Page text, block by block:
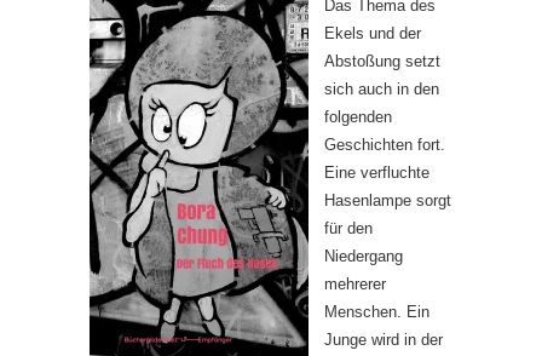
Das Thema des
Ekels und der
Abstoßung setzt
sich auch in den
folgenden
Geschichten fort.
Eine verfluchte
Hasenlampe sorgt
für den
Niedergang
mehrerer
Menschen. Ein
Junge wird in der